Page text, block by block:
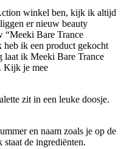
winkel ben, kijk ik altijd
er nieuw beauty
“Meeki Bare Trance
heb ik een product gekocht
laat ik Meeki Bare Trance
Kijk je mee
zit in een leuke doosje.
en naam zoals je op de
de ingrediënten.